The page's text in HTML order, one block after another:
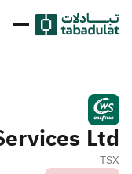
Ltd.
TSX